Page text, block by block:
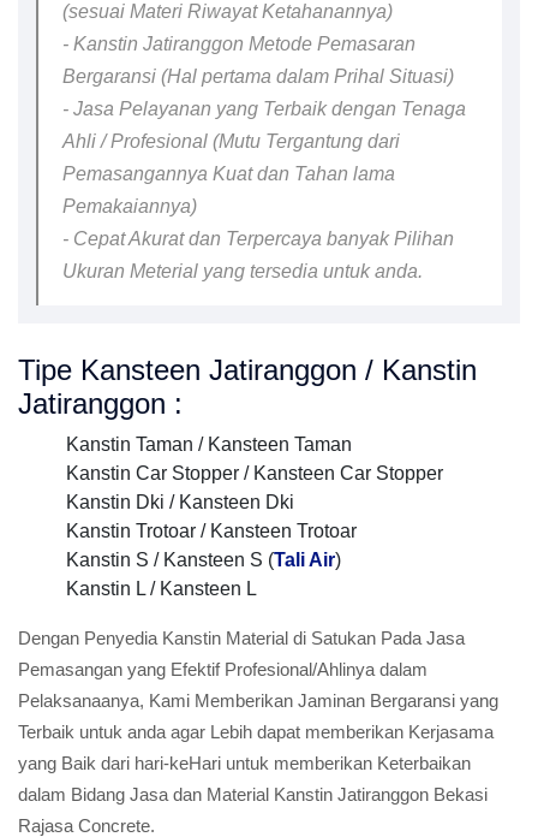
(sesuai Materi Riwayat Ketahanannya)
- Kanstin Jatiranggon Metode Pemasaran
Bergaransi (Hal pertama dalam Prihal Situasi)
- Jasa Pelayanan yang Terbaik dengan Tenaga
Ahli / Profesional (Mutu Tergantung dari
Pemasangannya Kuat dan Tahan lama
Pemakaiannya)
- Cepat Akurat dan Terpercaya banyak Pilihan
Ukuran Meterial yang tersedia untuk anda.
Tipe Kansteen Jatiranggon / Kanstin
Jatiranggon :
Kanstin Taman / Kansteen Taman
Kanstin Car Stopper / Kansteen Car Stopper
Kanstin Dki / Kansteen Dki
Kanstin Trotoar / Kansteen Trotoar
Kanstin S / Kansteen S (Tali Air)
Kanstin L / Kansteen L
Dengan Penyedia Kanstin Material di Satukan Pada Jasa
Pemasangan yang Efektif Profesional/Ahlinya dalam
Pelaksanaanya, Kami Memberikan Jaminan Bergaransi yang
Terbaik untuk anda agar Lebih dapat memberikan Kerjasama
yang Baik dari hari-keHari untuk memberikan Keterbaikan
dalam Bidang Jasa dan Material Kanstin Jatiranggon Bekasi
Rajasa Concrete.